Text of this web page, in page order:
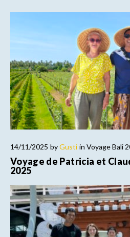
14/11/2025 byGusti in Voyage Bali
Voyage de Patricia et
2025